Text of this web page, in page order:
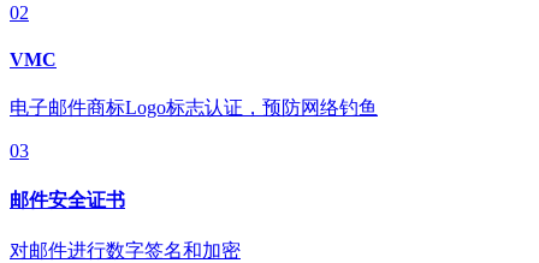
02
VMC
电子邮件商标Logo标志认证，预防网络钓鱼
03
邮件安全证书
对邮件进行数字签名和加密